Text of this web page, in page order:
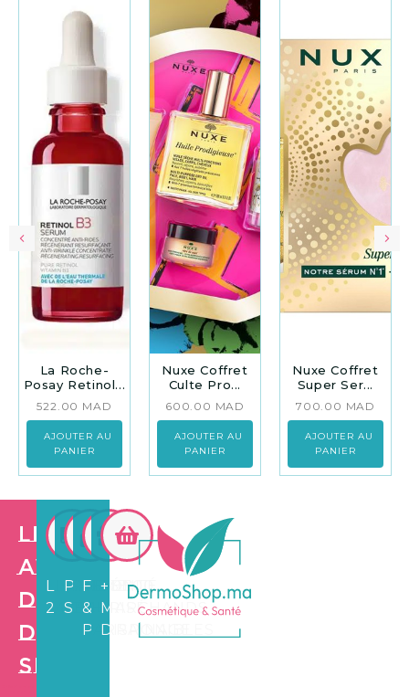
La Roche-
Posay Retinol...
522.00 MAD
AJOUTER AU
PANIER
Nuxe Coffret
Culte Pro...
600.00 MAD
AJOUTER AU
PANIER
Nuxe Coffret
Super Ser...
700.00 MAD
AJOUTER AU
PANIER
Les
avantages
de
Dermo
Shop
LIVRAISON
24/72H
PAIEMENT
SÉCURISÉ
FIDÉLITÉ
&
PARRAINAGE
+3.500
MARCHANDS
DISPONIBLES